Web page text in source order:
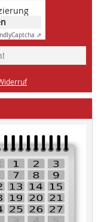
Captcha ⇗